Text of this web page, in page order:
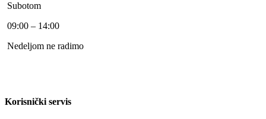
Subotom
09:00 – 14:00
Nedeljom ne radimo
Korisnički servis